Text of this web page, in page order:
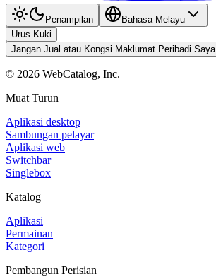
Penampilan
Bahasa Melayu
Urus Kuki
Jangan Jual atau Kongsi Maklumat Peribadi Saya
© 2026 WebCatalog, Inc.
Muat Turun
Aplikasi desktop
Sambungan pelayar
Aplikasi web
Switchbar
Singlebox
Katalog
Aplikasi
Permainan
Kategori
Pembangun Perisian